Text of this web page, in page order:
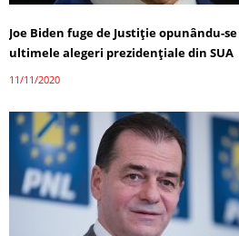
Joe Biden fuge de Justiție opunându-
ultimele alegeri prezidențiale din SUA
11/11/2020